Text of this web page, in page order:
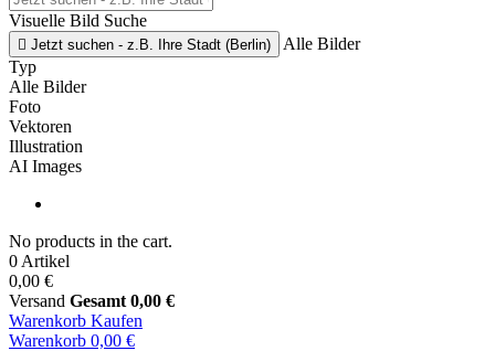
Visuelle Bild Suche
 Jetzt suchen - z.B. Ihre Stadt (Berlin)
Alle Bilder
Typ
Alle Bilder
Foto
Vektoren
Illustration
AI Images
No products in the cart.
0 Artikel
0,00 €
Versand Gesamt 0,00 €
Warenkorb Kaufen
Warenkorb 0,00 €